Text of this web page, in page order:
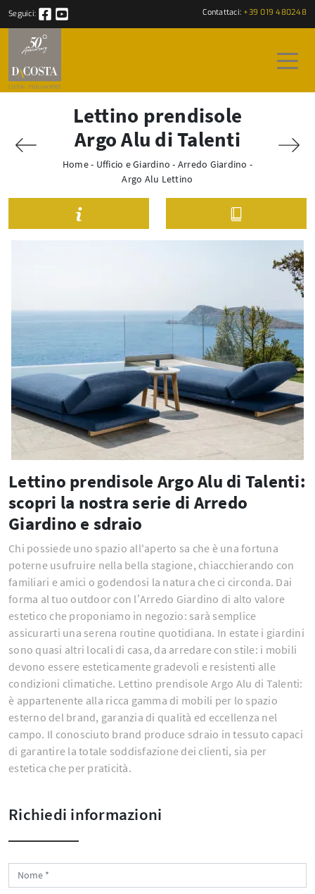
Seguici: Contattaci: +39 019 480248
Lettino prendisole
Argo Alu di Talenti
Home- Ufficio e Giardino - Arredo Giardino -
Argo Alu Lettino
Lettino prendisole Argo Alu di Talenti:
scopri la nostra serie di Arredo
Giardino e sdraio
Chi possiede uno spazio all'aperto sa che è una fortuna
poterne usufruire nella bella stagione, chiacchierando con
familiari e amici o godendosi la natura che ci circonda. Dai
forma al tuo outdoor con l’Arredo Giardino di alto valore
estetico che proponiamo in negozio: sarà semplice
assicurarti una serena routine quotidiana. In estate i giardini
sono quasi altri locali di casa, da arredare con stile: i mobili
devono essere esteticamente gradevoli e resistenti alle
condizioni climatiche. Lettino prendisole Argo Alu di Talenti:
è appartenente alla ricca gamma di mobili per lo spazio
esterno del brand, garanzia di qualità ed eccellenza nel
campo. Il conosciuto brand produce sdraio in tessuto capaci
di garantire la totale soddisfazione dei clienti, sia per
estetica che per praticità.
Richiedi informazioni